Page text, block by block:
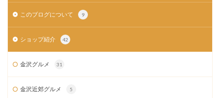
このブログについて 9
ショップ紹介 42
金沢グルメ 31
金沢近郊グルメ 5